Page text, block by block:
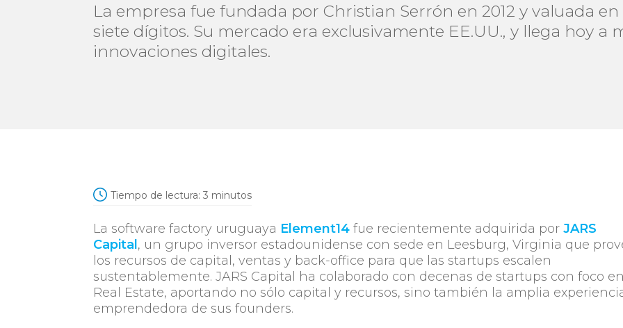
La empresa fue fundada por Christian Serrón en 2012 y valuada
siete dígitos. Su mercado era exclusivamente EE.UU., y llega hoy a
innovaciones digitales.
Tiempo de lectura: 3 minutos
La software factory uruguaya Element14 fue recientemente adquirida porJARS
Capital, un grupo inversor estadounidense con sede en Leesburg, Virginia que
los recursos de capital, ventas y back-office para que las startups escalen
sustentablemente. JARS Capital ha colaborado con decenas de startups con foco en
Real Estate, aportando no sólo capital y recursos, sino también la amplia
emprendedora de sus founders.